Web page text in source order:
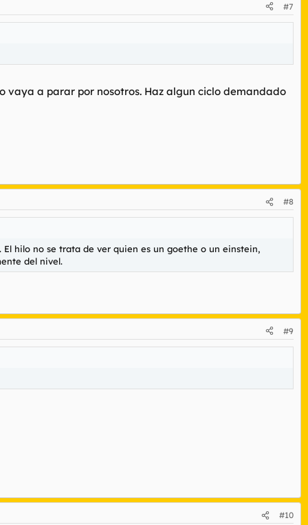
#7
vaya a parar por nosotros. Haz algun ciclo demandado
#8
hilo no se trata de ver quien es un goethe o un einstein,
del nivel.
#9
#10